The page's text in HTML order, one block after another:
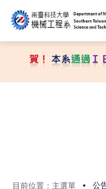
目前位置：主選單 公
:::